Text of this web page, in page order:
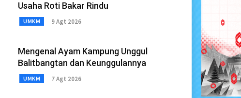
Usaha Roti Bakar Rindu
UMKM 9 Agt 2026
Mengenal Ayam Kampung Unggul
Balitbangtan dan Keunggulannya
UMKM 7 Agt 2026